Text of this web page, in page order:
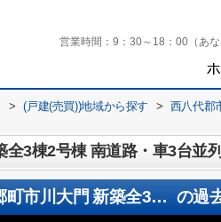
営業時間： 9：30～18：00（あな
> (戸建(売買))地域から探す > 西八代郡
3棟2号棟 南道路・車3台並列
市川三郷町市川大門 新築全3棟2号棟 南道路・車3台並列 の過